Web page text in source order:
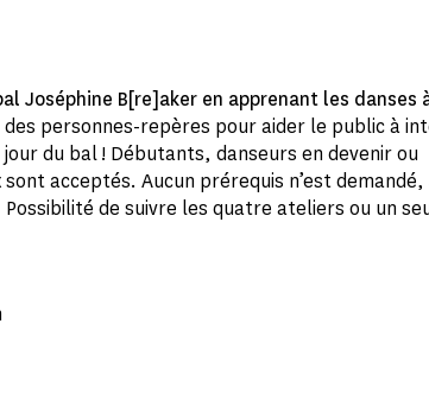
Joséphine B[re]aker en apprenant les danses
personnes-repères pour aider le public à
du bal ! Débutants, danseurs en devenir ou
acceptés. Aucun prérequis n’est
Possibilité de suivre les quatre ateliers ou un